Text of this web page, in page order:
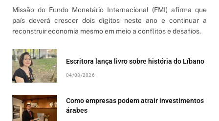
Missão do Fundo Monetário Internacional (FMI) afirma que
país deverá crescer dois dígitos neste ano e continuar a
reconstruir economia mesmo em meio a conflitos e desafios.
Escritora lança livro sobre história do Líbano
04/08/2026
Como empresas podem atrair investimentos
árabes